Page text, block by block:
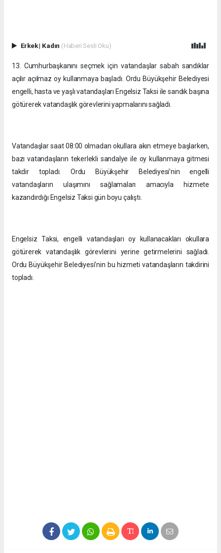
Erkek| Kadın (Haberi Sesli Oku)
13. Cumhurbaşkanını seçmek için vatandaşlar sabah sandıklar
açılır açılmaz oy kullanmaya başladı. Ordu Büyükşehir Belediyesi
engelli, hasta ve yaşlı vatandaşları Engelsiz Taksi ile sandık başına
götürerek vatandaşlık görevlerini yapmalarını sağladı.
Vatandaşlar saat 08:00 olmadan okullara akın etmeye başlarken,
bazı vatandaşların tekerlekli sandalye ile oy kullanmaya gitmesi
takdir topladı. Ordu Büyükşehir Belediyesi’nin engelli
vatandaşların ulaşımını sağlamaları amacıyla hizmete
kazandırdığı Engelsiz Taksi gün boyu çalıştı.
Engelsiz Taksi, engelli vatandaşları oy kullanacakları okullara
götürerek vatandaşlık görevlerini yerine getirmelerini sağladı.
Ordu Büyükşehir Belediyesi’nin bu hizmeti vatandaşların takdirini
topladı.